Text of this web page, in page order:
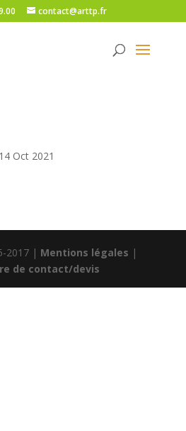
contact@arttp.fr
14 Oct 2021
2017 | Mentions légales |
de contact/devis